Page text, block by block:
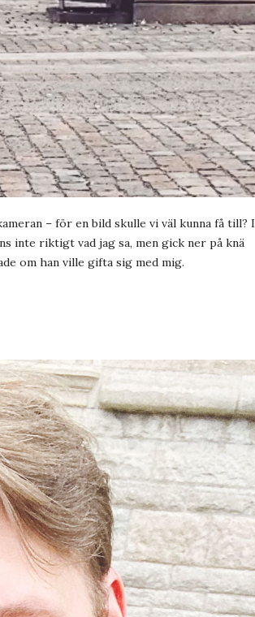
– för en bild skulle vi väl kunna få till? I
inte riktigt vad jag sa, men gick ner på knä
om han ville gifta sig med mig.